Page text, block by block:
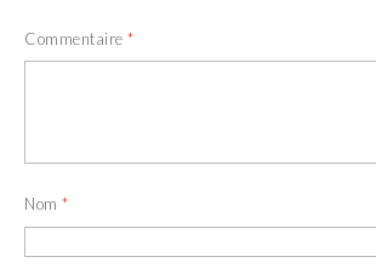
Commentaire *
Nom *